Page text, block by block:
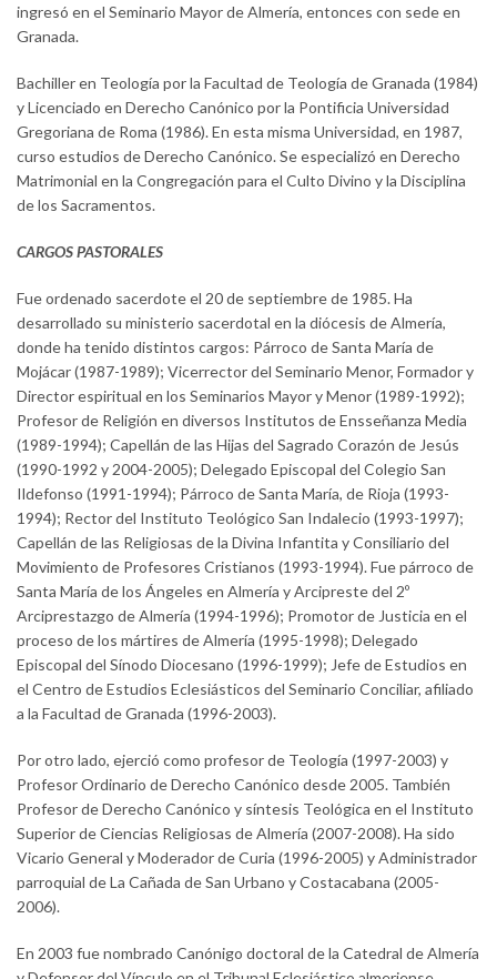
ingresó en el Seminario Mayor de Almería, entonces con sede en
Granada.
Bachiller en Teología por la Facultad de Teología de Granada (1984)
y Licenciado en Derecho Canónico por la Pontificia Universidad
Gregoriana de Roma (1986). En esta misma Universidad, en 1987,
curso estudios de Derecho Canónico. Se especializó en Derecho
Matrimonial en la Congregación para el Culto Divino y la Disciplina
de los Sacramentos.
CARGOS PASTORALES
Fue ordenado sacerdote el 20 de septiembre de 1985. Ha
desarrollado su ministerio sacerdotal en la diócesis de Almería,
donde ha tenido distintos cargos: Párroco de Santa María de
Mojácar (1987-1989); Vicerrector del Seminario Menor, Formador y
Director espiritual en los Seminarios Mayor y Menor (1989-1992);
Profesor de Religión en diversos Institutos de Ensseñanza Media
(1989-1994); Capellán de las Hijas del Sagrado Corazón de Jesús
(1990-1992 y 2004-2005); Delegado Episcopal del Colegio San
Ildefonso (1991-1994); Párroco de Santa María, de Rioja (1993-
1994); Rector del Instituto Teológico San Indalecio (1993-1997);
Capellán de las Religiosas de la Divina Infantita y Consiliario del
Movimiento de Profesores Cristianos (1993-1994). Fue párroco de
Santa María de los Ángeles en Almería y Arcipreste del 2º
Arciprestazgo de Almería (1994-1996); Promotor de Justicia en el
proceso de los mártires de Almería (1995-1998); Delegado
Episcopal del Sínodo Diocesano (1996-1999); Jefe de Estudios en
el Centro de Estudios Eclesiásticos del Seminario Conciliar, afiliado
a la Facultad de Granada (1996-2003).
Por otro lado, ejerció como profesor de Teología (1997-2003) y
Profesor Ordinario de Derecho Canónico desde 2005. También
Profesor de Derecho Canónico y síntesis Teológica en el Instituto
Superior de Ciencias Religiosas de Almería (2007-2008). Ha sido
Vicario General y Moderador de Curia (1996-2005) y Administrador
parroquial de La Cañada de San Urbano y Costacabana (2005-
2006).
En 2003 fue nombrado Canónigo doctoral de la Catedral de Almería